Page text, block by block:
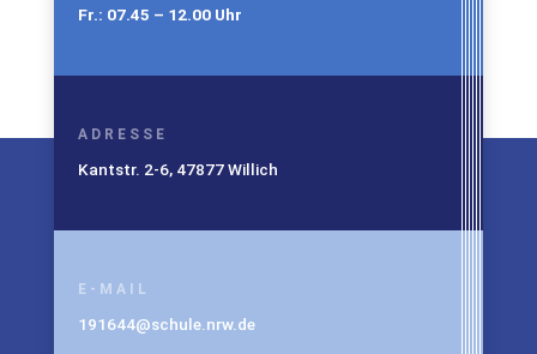
Fr.: 07.45 – 12.00 Uhr
ADRESSE
Kantstr. 2-6, 47877 Willich
E-MAIL
191644@schule.nrw.de